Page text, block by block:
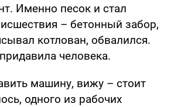
Именно песок и стал
– бетонный забор,
котлован, обвалился.
человека.
машину, вижу – стоит
одного из рабочих